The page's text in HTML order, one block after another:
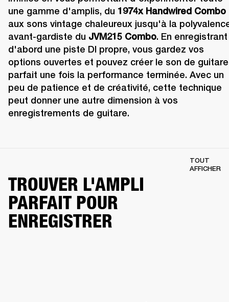
une gamme d'amplis, du 1974x Handwired Combo
aux sons vintage chaleureux jusqu'à la
avant-gardiste du JVM215 Combo. En enregistrant
d'abord une piste DI propre, vous gardez vos
options ouvertes et pouvez créer le son de guitare
parfait une fois la performance terminée. Avec un
peu de patience et de créativité, cette technique
peut donner une autre dimension à vos
enregistrements de guitare.
TROUVER L'AMPLI
PARFAIT POUR
ENREGISTRER
TOUT
AFFICHER